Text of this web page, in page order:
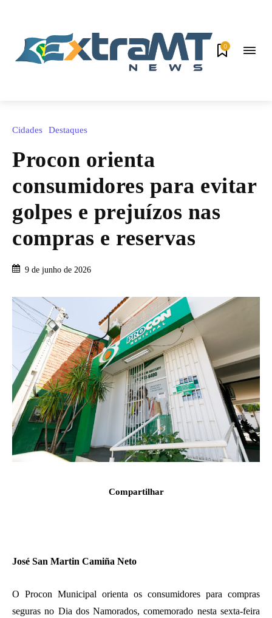
0
Cidades Destaques
Procon orienta
consumidores para evitar
golpes e prejuízos nas
compras e reservas
9 de junho de 2026
Compartilhar
José San Martin Camiña Neto
O Procon Municipal orienta os consumidores para compras
seguras no Dia dos Namorados, comemorado nesta sexta-feira